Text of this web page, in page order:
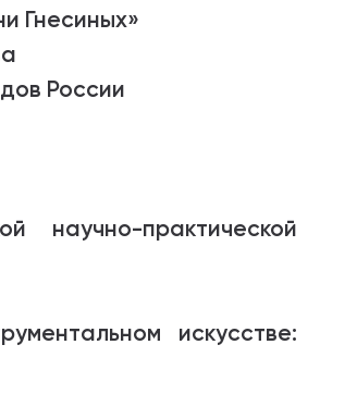
Гнесиных»
России
научно-практической
искусстве: